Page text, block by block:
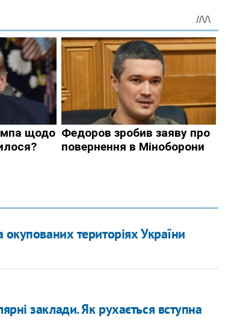
окупованих територіях України
заклади. Як рухається вступна